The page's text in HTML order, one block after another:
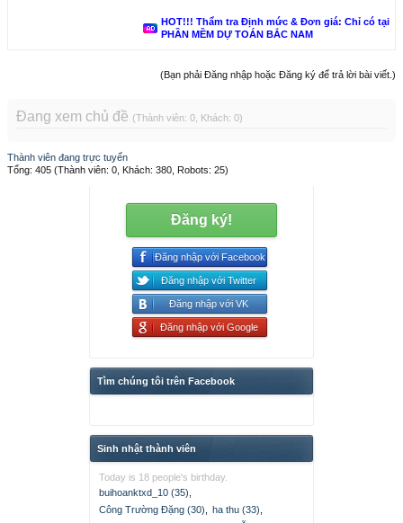
HOT!!! Thẩm tra Định mức & Đơn giá: Chỉ có tại
PHẦN MỀM DỰ TOÁN BẮC NAM
(Bạn phải Đăng nhập hoặc Đăng ký để trả lời bài viết.)
Đang xem chủ đề (Thành viên: 0, Khách: 0)
Thành viên đang trực tuyến
Tổng: 405 (Thành viên: 0, Khách: 380, Robots: 25)
Đăng ký!
Đăng nhập với Facebook
Đăng nhập với Twitter
Đăng nhập với VK
Đăng nhập với Google
Tìm chúng tôi trên Facebook
Sinh nhật thành viên
Today is 18 people's birthday.
buihoanktxd_10 (35)
Công Trường Đặng (30)
ha thu (33)